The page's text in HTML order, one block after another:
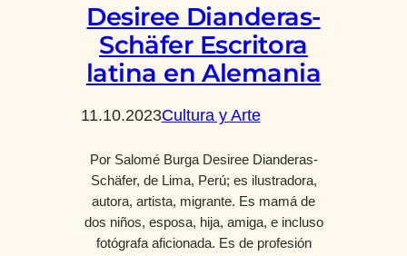
Desiree Dianderas-
Schäfer Escritora
latina en Alemania
11.10.2023Cultura y Arte
Por Salomé Burga Desiree Dianderas-
Schäfer, de Lima, Perú; es ilustradora,
autora, artista, migrante. Es mamá de
dos niños, esposa, hija, amiga, e incluso
fotógrafa aficionada. Es de profesión